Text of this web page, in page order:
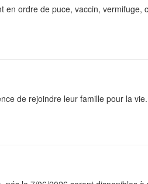
en ordre de puce, vaccin, vermifuge,
de rejoindre leur famille pour la vie.